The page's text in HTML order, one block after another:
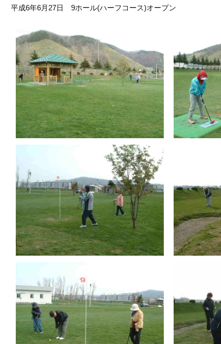
平成6年6月27日 9ホール(ハーフコース)オープン